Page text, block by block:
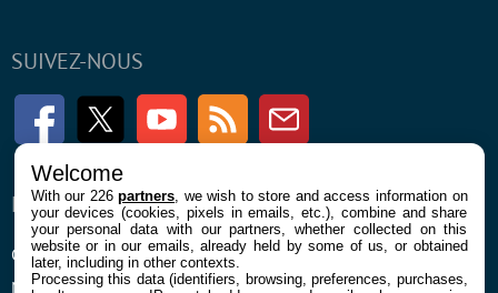
SUIVEZ-NOUS
FacebookTwitter Youtube RSS Newsletter
ENTREPRISE
Confidentialité et Cookies
Mentions légales et CGU
À PROPOS
Contact
Welcome
With our 226partners , we wish to store and access information on
your devices (cookies, pixels in emails, etc.), combine and share
your personal data with our partners, whether collected on this
website or in our emails, already held by some of us, or obtained
later, including in other contexts.
Processing this data (identifiers, browsing, preferences, purchases,